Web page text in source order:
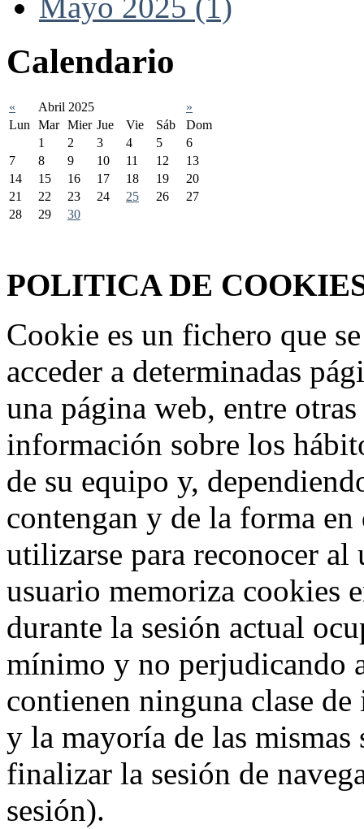
Mayo 2025 (1)
Calendario
« Abril 2025
»
Lun
Mar Mier Jue Vie Sáb
Dom
1
2 3 4 5
6
7
8 9 10 11 12
13
14
15 16 17 18 19
20
21
22 23 24 25 26
27
28
29
30
POLITICA DE
Cookie es un fichero que
acceder a determinadas
una página web, entre
información sobre los
de su equipo y,
contengan y de la forma
utilizarse para reconocer
usuario memoriza cookies
durante la sesión actual
mínimo y no perjudicando
contienen ninguna clase
y la mayoría de las
finalizar la sesión de
sesión).